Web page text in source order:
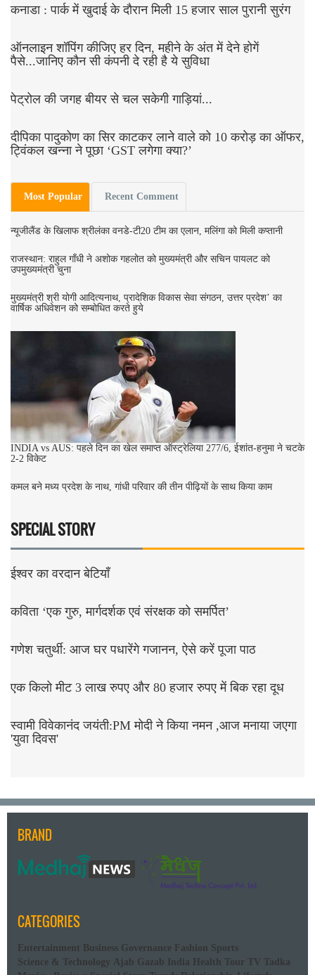
कनाडा : पार्क में खुदाई के दौरान मिली 15 हजार साल पुरानी सुरंग
ऑनलाइन शॉपिंग कीजिए हर दिन, महीने के अंत में देने होगें
पैसे...जानिए कौन सी कंपनी दे रही है ये सुविधा
पेट्रोल की जगह बीयर से चल सकेगी गाड़ियां...
दीपिका पादुकोण का सिर काटकर लाने वाले को 10 करोड़ का ऑफर,
ट्विंकल खन्ना ने पूछा ‘GST लगेगा क्या?’
Most Popular Recent Comment
न्यूजीलैंड के खिलाफ श्रीलंका वनडे-टी20 टीम का एलान, मलिंगा को मिली कप्तानी
राजस्थान: राहुल गाँधी ने अशोक गहलोत को मुख्‍यमंत्री और सचिन पायलट को
उपमुख्‍यमंत्री चुना
मुख्यमंत्री श्री योगी आदित्यनाथ, प्रादेशिक विकास सेवा संगठन, उत्तर प्रदेश’ का
वार्षिक अधिवेशन को सम्बोधित करते हुये
INDIA vs AUS: पहले दिन का खेल समाप्त ऑस्ट्रेलिया 277/6, ईशांत-हनुमा ने चटके
2-2 विकेट
कमल बने मध्य प्रदेश के नाथ, गांधी परिवार की तीन पीढ़ियों के साथ किया काम
SPECIAL STORY
ईश्वर का वरदान बेटियाँ
कविता ‘एक गुरु, मार्गदर्शक एवं संरक्षक को समर्पित’
गणेश चतुर्थी: आज घर पधारेंगे गजानन, ऐसे करें पूजा पाठ
एक किलो मीट 3 लाख रुपए और 80 हजार रुपए में बिक रहा दूध
स्वामी विवेकानंद जयंती:PM मोदी ने किया नमन ,आज मनाया जएगा
'युवा दिवस'
BRAND
CATEGORIES
Entertainment Business Governance Fashion Sports
Science & Technology Ajab Gazab India Health Tour TV Tadka